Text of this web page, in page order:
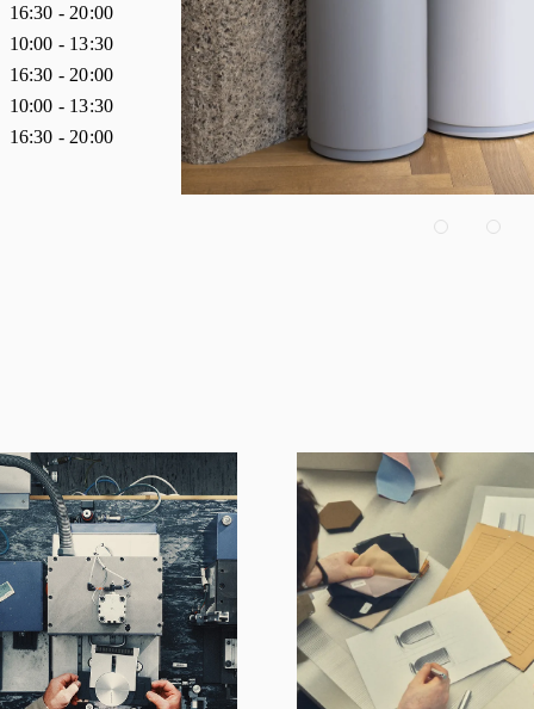
16:30 - 20:00
10:00 - 13:30
16:30 - 20:00
10:00 - 13:30
16:30 - 20:00